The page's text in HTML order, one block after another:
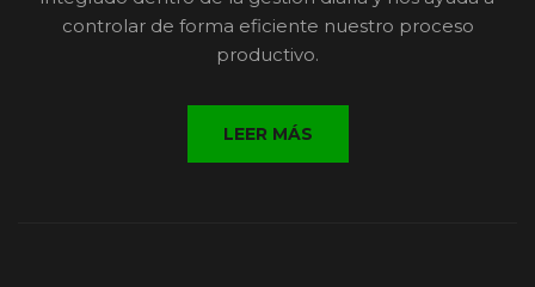
controlar de forma eficiente nuestro proceso
productivo.
LEER MÁS